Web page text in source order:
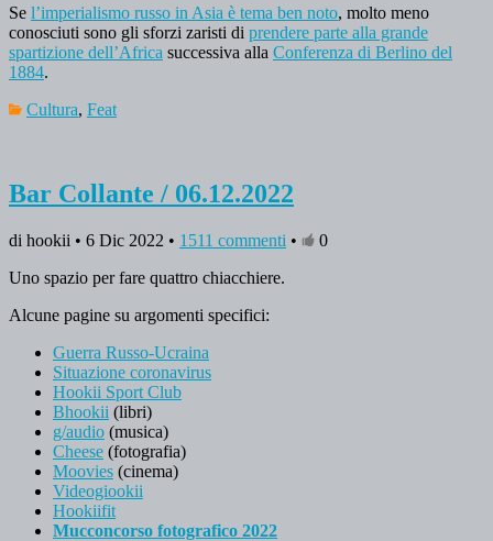
Se l’imperialismo russo in Asia è tema ben noto, molto meno
conosciuti sono gli sforzi zaristi di prendere parte alla grande
spartizione dell’Africa successiva alla Conferenza di Berlino del
1884.
Cultura, Feat
Bar Collante / 06.12.2022
di hookii • 6 Dic 2022 • 1511 commenti •
0
Uno spazio per fare quattro chiacchiere.
Alcune pagine su argomenti specifici:
Guerra Russo-Ucraina
Situazione coronavirus
Hookii Sport Club
Bhookii (libri)
g/audio (musica)
Cheese (fotografia)
Moovies (cinema)
Videogiookii
Hookiifit
Mucconcorso fotografico 2022